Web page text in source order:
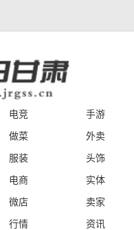
电竞
手游
做菜
外卖
服装
头饰
电商
实体
微店
卖家
行情 资讯